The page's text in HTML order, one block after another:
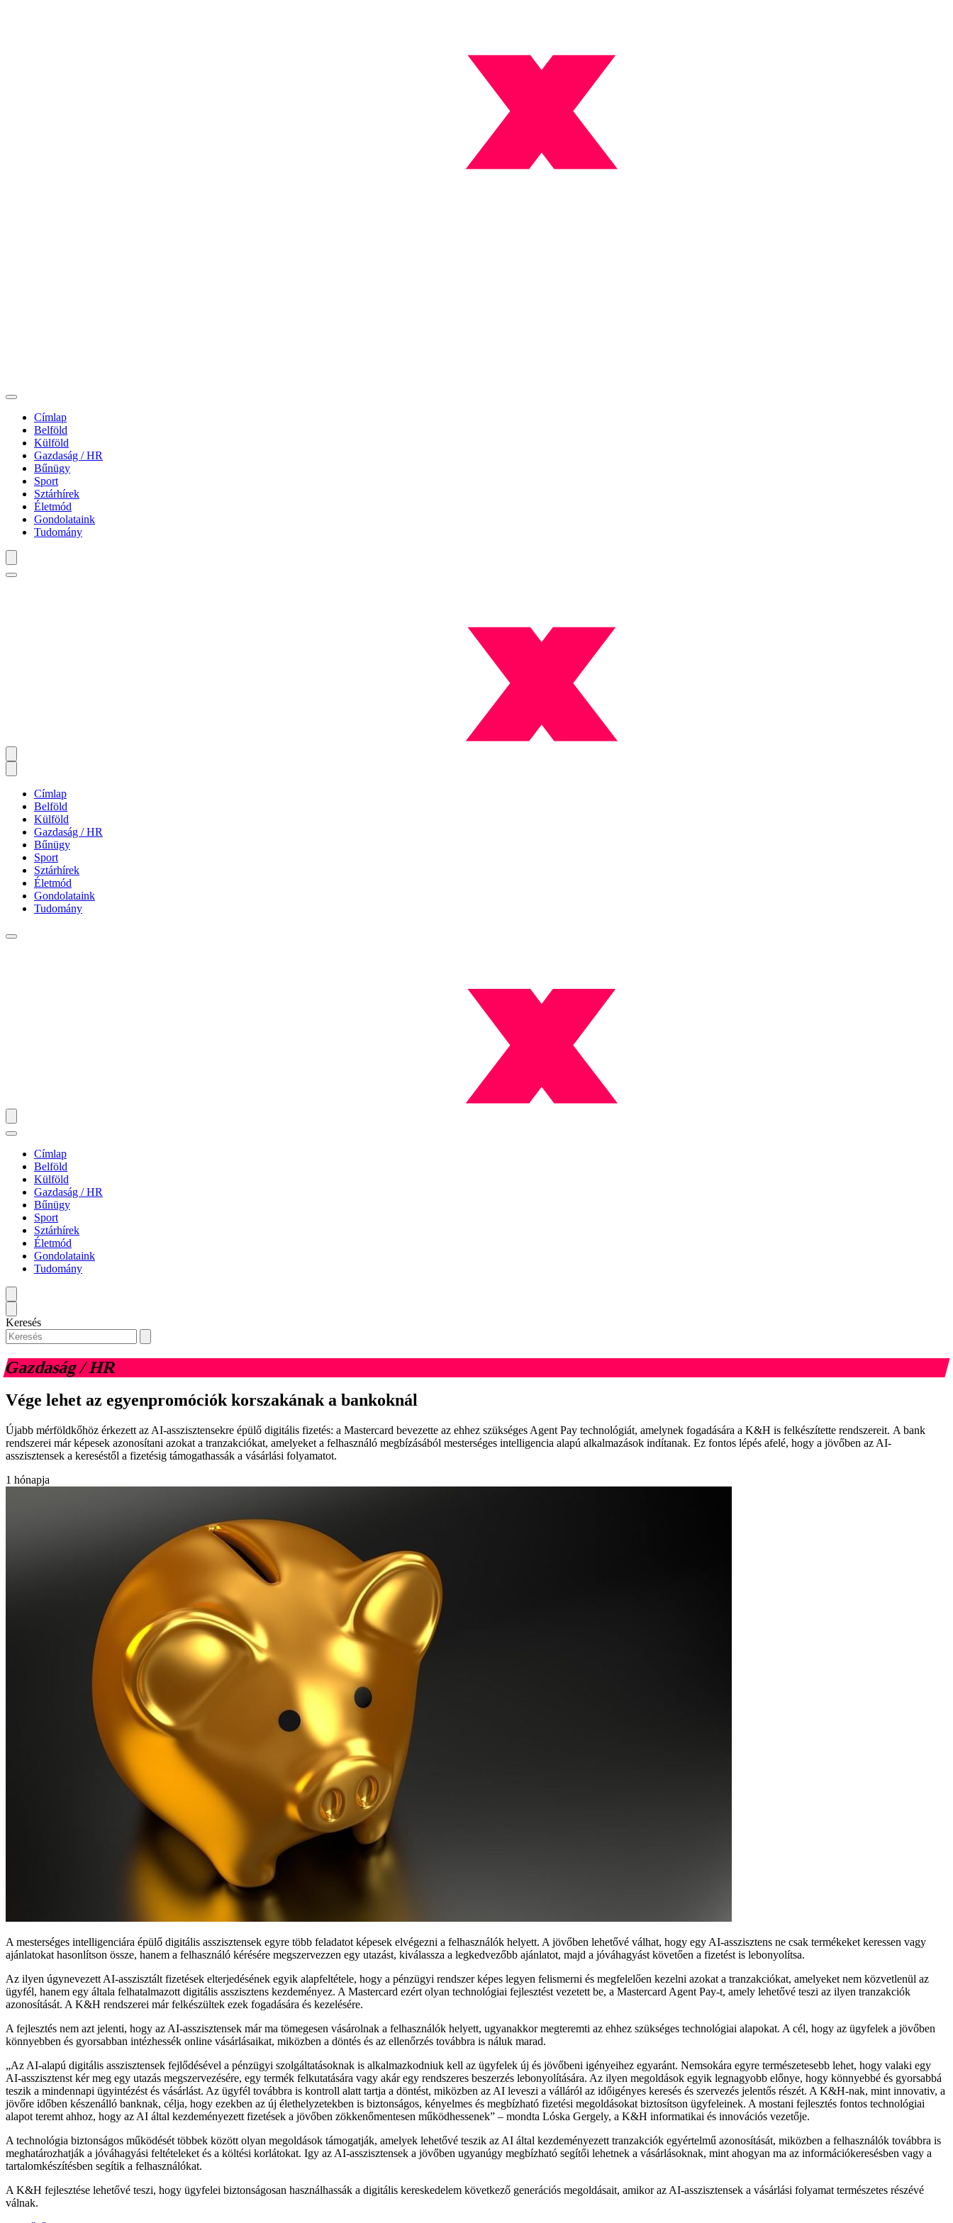
Címlap
Belföld
Külföld
Gazdaság / HR
Bűnügy
Sport
Sztárhírek
Életmód
Gondolataink
Tudomány
Címlap
Belföld
Külföld
Gazdaság / HR
Bűnügy
Sport
Sztárhírek
Életmód
Gondolataink
Tudomány
Címlap
Belföld
Külföld
Gazdaság / HR
Bűnügy
Sport
Sztárhírek
Életmód
Gondolataink
Tudomány
Keresés
Gazdaság / HR
Vége lehet az egyenpromóciók korszakának a bankoknál
Újabb mérföldkőhöz érkezett az AI-asszisztensekre épülő digitális fizetés: a Mastercard bevezette az ehhez szükséges Agent Pay technológiát, amelynek fogadására a K&H is felkészítette rendszereit. A bank
rendszerei már képesek azonosítani azokat a tranzakciókat, amelyeket a felhasználó megbízásából mesterséges intelligencia alapú alkalmazások indítanak. Ez fontos lépés afelé, hogy a jövőben az AI-
asszisztensek a kereséstől a fizetésig támogathassák a vásárlási folyamatot.
1 hónapja
A mesterséges intelligenciára épülő digitális asszisztensek egyre több feladatot képesek elvégezni a felhasználók helyett. A jövőben lehetővé válhat, hogy egy AI-asszisztens ne csak termékeket keressen vagy
ajánlatokat hasonlítson össze, hanem a felhasználó kérésére megszervezzen egy utazást, kiválassza a legkedvezőbb ajánlatot, majd a jóváhagyást követően a fizetést is lebonyolítsa.
Az ilyen úgynevezett AI-asszisztált fizetések elterjedésének egyik alapfeltétele, hogy a pénzügyi rendszer képes legyen felismerni és megfelelően kezelni azokat a tranzakciókat, amelyeket nem közvetlenül az
ügyfél, hanem egy általa felhatalmazott digitális asszisztens kezdeményez. A Mastercard ezért olyan technológiai fejlesztést vezetett be, a Mastercard Agent Pay-t, amely lehetővé teszi az ilyen tranzakciók
azonosítását. A K&H rendszerei már felkészültek ezek fogadására és kezelésére.
A fejlesztés nem azt jelenti, hogy az AI-asszisztensek már ma tömegesen vásárolnak a felhasználók helyett, ugyanakkor megteremti az ehhez szükséges technológiai alapokat. A cél, hogy az ügyfelek a jövőben
könnyebben és gyorsabban intézhessék online vásárlásaikat, miközben a döntés és az ellenőrzés továbbra is náluk marad.
„Az AI-alapú digitális asszisztensek fejlődésével a pénzügyi szolgáltatásoknak is alkalmazkodniuk kell az ügyfelek új és jövőbeni igényeihez egyaránt. Nemsokára egyre természetesebb lehet, hogy valaki egy
AI-asszisztenst kér meg egy utazás megszervezésére, egy termék felkutatására vagy akár egy rendszeres beszerzés lebonyolítására. Az ilyen megoldások egyik legnagyobb előnye, hogy könnyebbé és gyorsabbá
teszik a mindennapi ügyintézést és vásárlást. Az ügyfél továbbra is kontroll alatt tartja a döntést, miközben az AI leveszi a válláról az időigényes keresés és szervezés jelentős részét. A K&H-nak, mint innovativ, a
jövőre időben készenálló banknak, célja, hogy ezekben az új élethelyzetekben is biztonságos, kényelmes és megbízható fizetési megoldásokat biztosítson ügyfeleinek. A mostani fejlesztés fontos technológiai
alapot teremt ahhoz, hogy az AI által kezdeményezett fizetések a jövőben zökkenőmentesen működhessenek” – mondta Lóska Gergely, a K&H informatikai és innovációs vezetője.
A technológia biztonságos működését többek között olyan megoldások támogatják, amelyek lehetővé teszik az AI által kezdeményezett tranzakciók egyértelmű azonosítását, miközben a felhasználók továbbra is
meghatározhatják a jóváhagyási feltételeket és a költési korlátokat. Igy az AI-asszisztensek a jövőben ugyanúgy megbízható segítői lehetnek a vásárlásoknak, mint ahogyan ma az információkeresésben vagy a
tartalomkészítésben segítik a felhasználókat.
A K&H fejlesztése lehetővé teszi, hogy ügyfelei biztonságosan használhassák a digitális kereskedelem következő generációs megoldásait, amikor az AI-asszisztensek a vásárlási folyamat természetes részévé
válnak.